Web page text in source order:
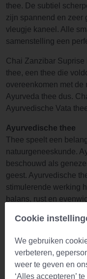
thee. De subtiel
zijn spannend en zeer
vleugje kaneel. Alle
samenstelling een
Chai Zanzibar
thee, een thee die
overeenkomen met de
Ayurveda thee dus.
Ayurvedische Vata
Ayurvedische thee
Thee speelt een
natuurgeneeskunde.
beschouwd als
geest. Ayurvedische
stimulerende werking
balans, rust en
bekend staat als
is om een
verkrijgen.
kruiden ook
Cookie
We gebruiken
verbeteren,
weer te geven en
‘Alles accepteren’